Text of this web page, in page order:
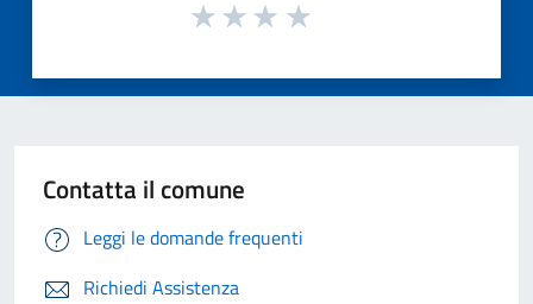
Contatta il comune
Leggi le domande frequenti
Richiedi Assistenza